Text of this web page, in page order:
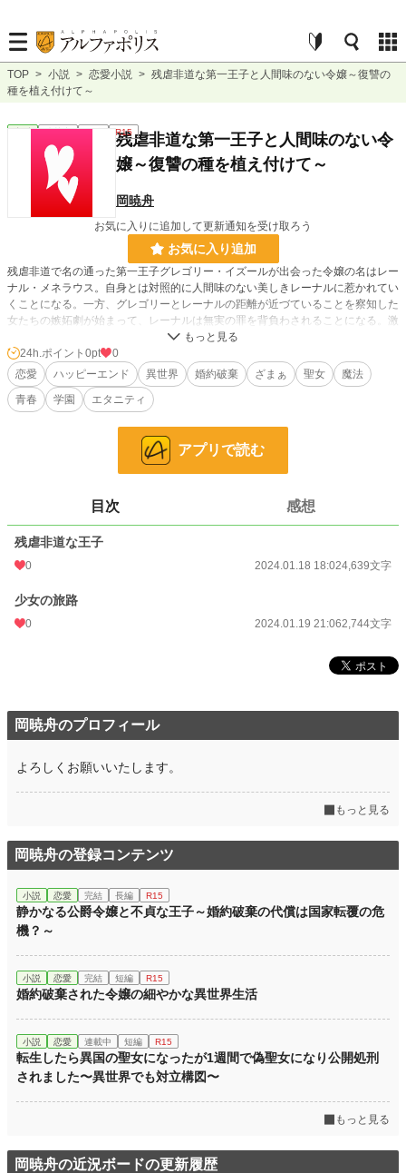
TOP > 小説 > 恋愛小説 > 残虐非道な第一王子と人間味のない令嬢～復讐の
種を植え付けて～
恋愛 連載中 長編 R15
残虐非道な第一王子と人間味のない令
嬢～復讐の種を植え付けて～
岡暁舟
お気に入りに追加して更新通知を受け取ろう
お気に入り追加
残虐非道で名の通った第一王子グレゴリー・イズールが出会った令嬢の名はレー
ナル・メネラウス。自身とは対照的に人間味のない美しきレーナルに惹かれてい
くことになる。一方、グレゴリーとレーナルの距離が近づていることを察知した
女たちの嫉妬劇が始まって、レーナルは無実の罪を背負わされることになる。激
怒したグレゴリーは、レーナルを人間味あふれる令嬢に仕立て上げる決意をする
のだった。
小説 228,572 位 / 228,572 件
66,310 位 / 66,310 件
更新日時 2024.01.19 21:06
累計ポイント 4,027 pt (134,688 位)
24h.ポイント 0pt
0
恋愛
ハッピーエンド 異世界 婚約破棄 ざまぁ 聖女
魔法
青春
学園 エタニティ
アプリで読む
目次 感想
残虐非道な王子
0 2024.01.18 18:024,639文字
少女の旅路
0 2024.01.19 21:062,744文字
岡暁舟のプロフィール
よろしくお願いいたします。
もっと見る
岡暁舟の登録コンテンツ
小説 恋愛 完結 長編 R15
静かなる公爵令嬢と不貞な王子～婚約破棄の代償は国家転覆の危
機？～
小説 恋愛 完結 短編 R15
婚約破棄された令嬢の細やかな異世界生活
小説 恋愛 連載中 短編 R15
転生したら異国の聖女になったが1週間で偽聖女になり公開処刑
されました〜異世界でも対立構図〜
もっと見る
岡暁舟の近況ボードの更新履歴